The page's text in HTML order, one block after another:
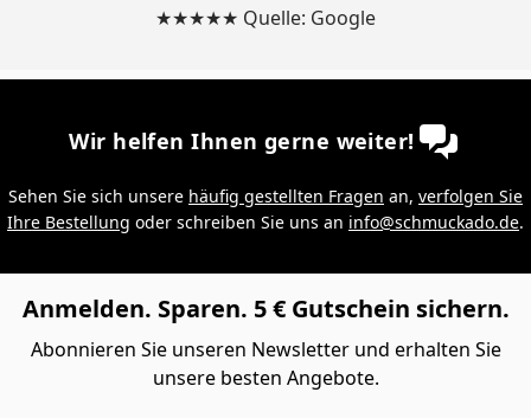
★★★★★ Quelle: Google
Wir helfen Ihnen gerne weiter!
Sehen Sie sich unsere häufig gestellten Fragen an, verfolgen Sie
Ihre Bestellung oder schreiben Sie uns an info@schmuckado.de.
Anmelden. Sparen. 5 € Gutschein sichern.
Abonnieren Sie unseren Newsletter und erhalten Sie
unsere besten Angebote.